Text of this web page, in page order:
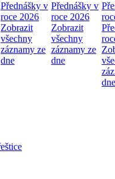
Přednášky v
roce 2026
Zobrazit
všechny
záznamy ze
dne
Přednášky v
roce 2026
Zobrazit
všechny
záznamy ze
dne
dne